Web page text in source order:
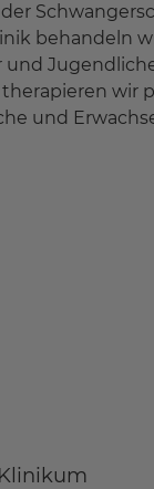
behandeln
und
wir
und